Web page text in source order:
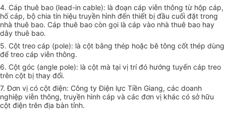
4. Cáp thuê bao (lead-in cable): là đoạn cáp viễn thông từ hộp cáp,
hố cáp, bộ chia tín hiệu truyền hình đến thiết bị đầu cuối đặt trong
nhà thuê bao. Cáp thuê bao còn gọi là cáp vào nhà thuê bao hay
dây thuê bao.
5. Cột treo cáp (pole): là cột bằng thép hoặc bê tông cốt thép dùng
để treo cáp viễn thông.
6. Cột góc (angle pole): là cột mà tại vị trí đó hướng tuyến cáp treo
trên cột bị thay đổi.
7. Đơn vị có cột điện: Công ty Điện lực Tiền Giang, các doanh
nghiệp viễn thông, truyền hình cáp và các đơn vị khác có sở hữu
cột điện trên địa bàn tỉnh.